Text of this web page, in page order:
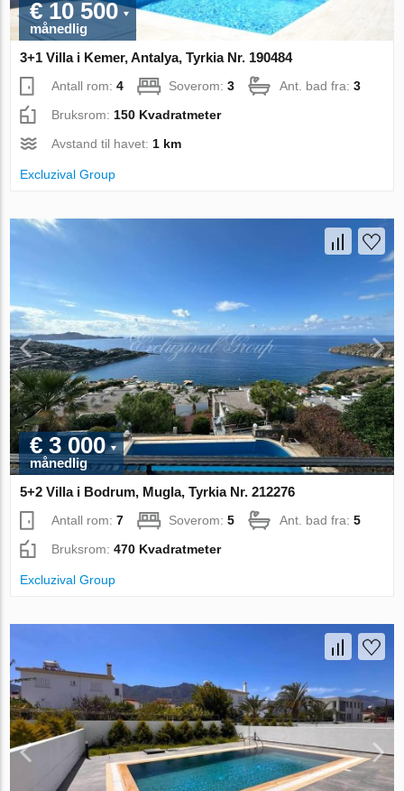
€ 10 500
månedlig
3+1 Villa i Kemer, Antalya, Tyrkia Nr. 190484
Antall rom:4 Soverom:3 Ant. bad fra:3
Bruksrom: 150 Kvadratmeter
Avstand til havet: 1 km
Excluzival Group
€ 3 000
månedlig
5+2 Villa i Bodrum, Mugla, Tyrkia Nr. 212276
Antall rom:7 Soverom:5 Ant. bad fra:5
Bruksrom:470 Kvadratmeter
Excluzival Group